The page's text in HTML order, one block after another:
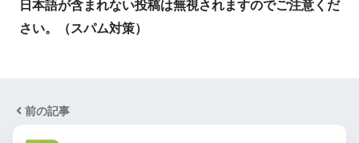
日本語が含まれない投稿は無視されますのでご注意くだ
さい。（スパム対策）
前の記事